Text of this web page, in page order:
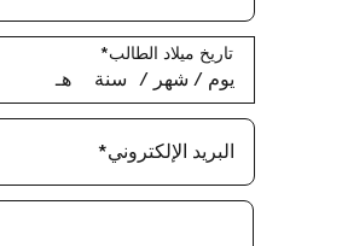
تاريخ ميلاد الطالب*
يوم ‏/ شهر ‏/ سنة هـ
البريد الإلكتروني*